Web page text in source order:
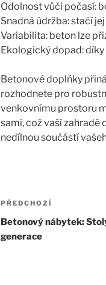
Odolnost vůči počasí:
Snadná údržba: stačí
Variabilita: beton lze
Ekologický dopad:
Betonové doplňky
rozhodnete pro
venkovnímu prostoru
sami, což vaší zahradě
nedílnou součástí
Navigace
pro
příspěvek
Předchozí
příspěvek
PŘEDCHOZÍ
Betonový nábytek:
generace